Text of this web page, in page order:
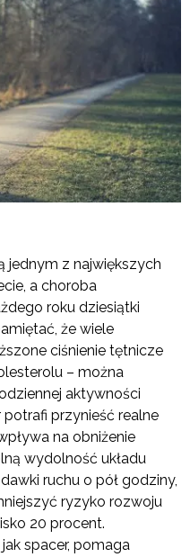
jednym z największych
a choroba
roku dziesiątki
że wiele
ciśnienie tętnicze
– można
aktywności
przynieść realne
na obniżenie
wydolność układu
ruchu o pół godziny,
ryzyko rozwoju
20 procent.
spacer, pomaga